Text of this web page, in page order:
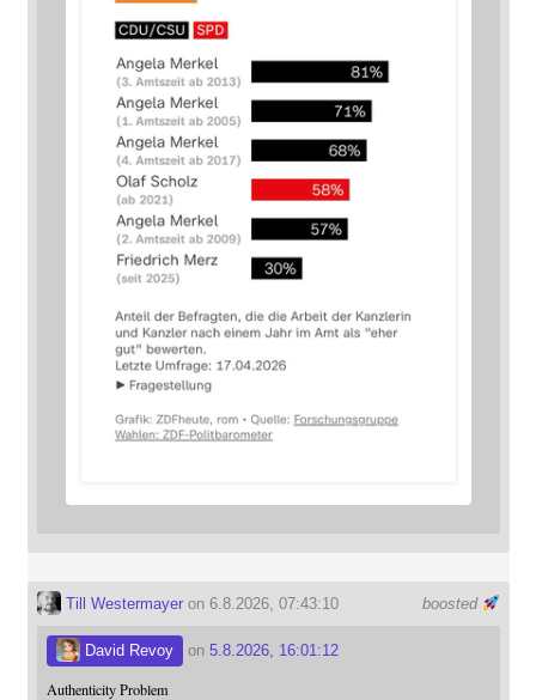
boosted
Till Westermayeron 6.8.2026, 07:43:10
David Revoy on 5.8.2026, 16:01:12
Authenticity Problem